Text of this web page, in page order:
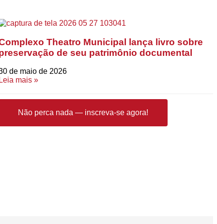
Theatro Municipal lança livro sobre
de seu patrimônio documental
de maio de 2026
Leia mais »
Não perca nada — inscreva-se agora!